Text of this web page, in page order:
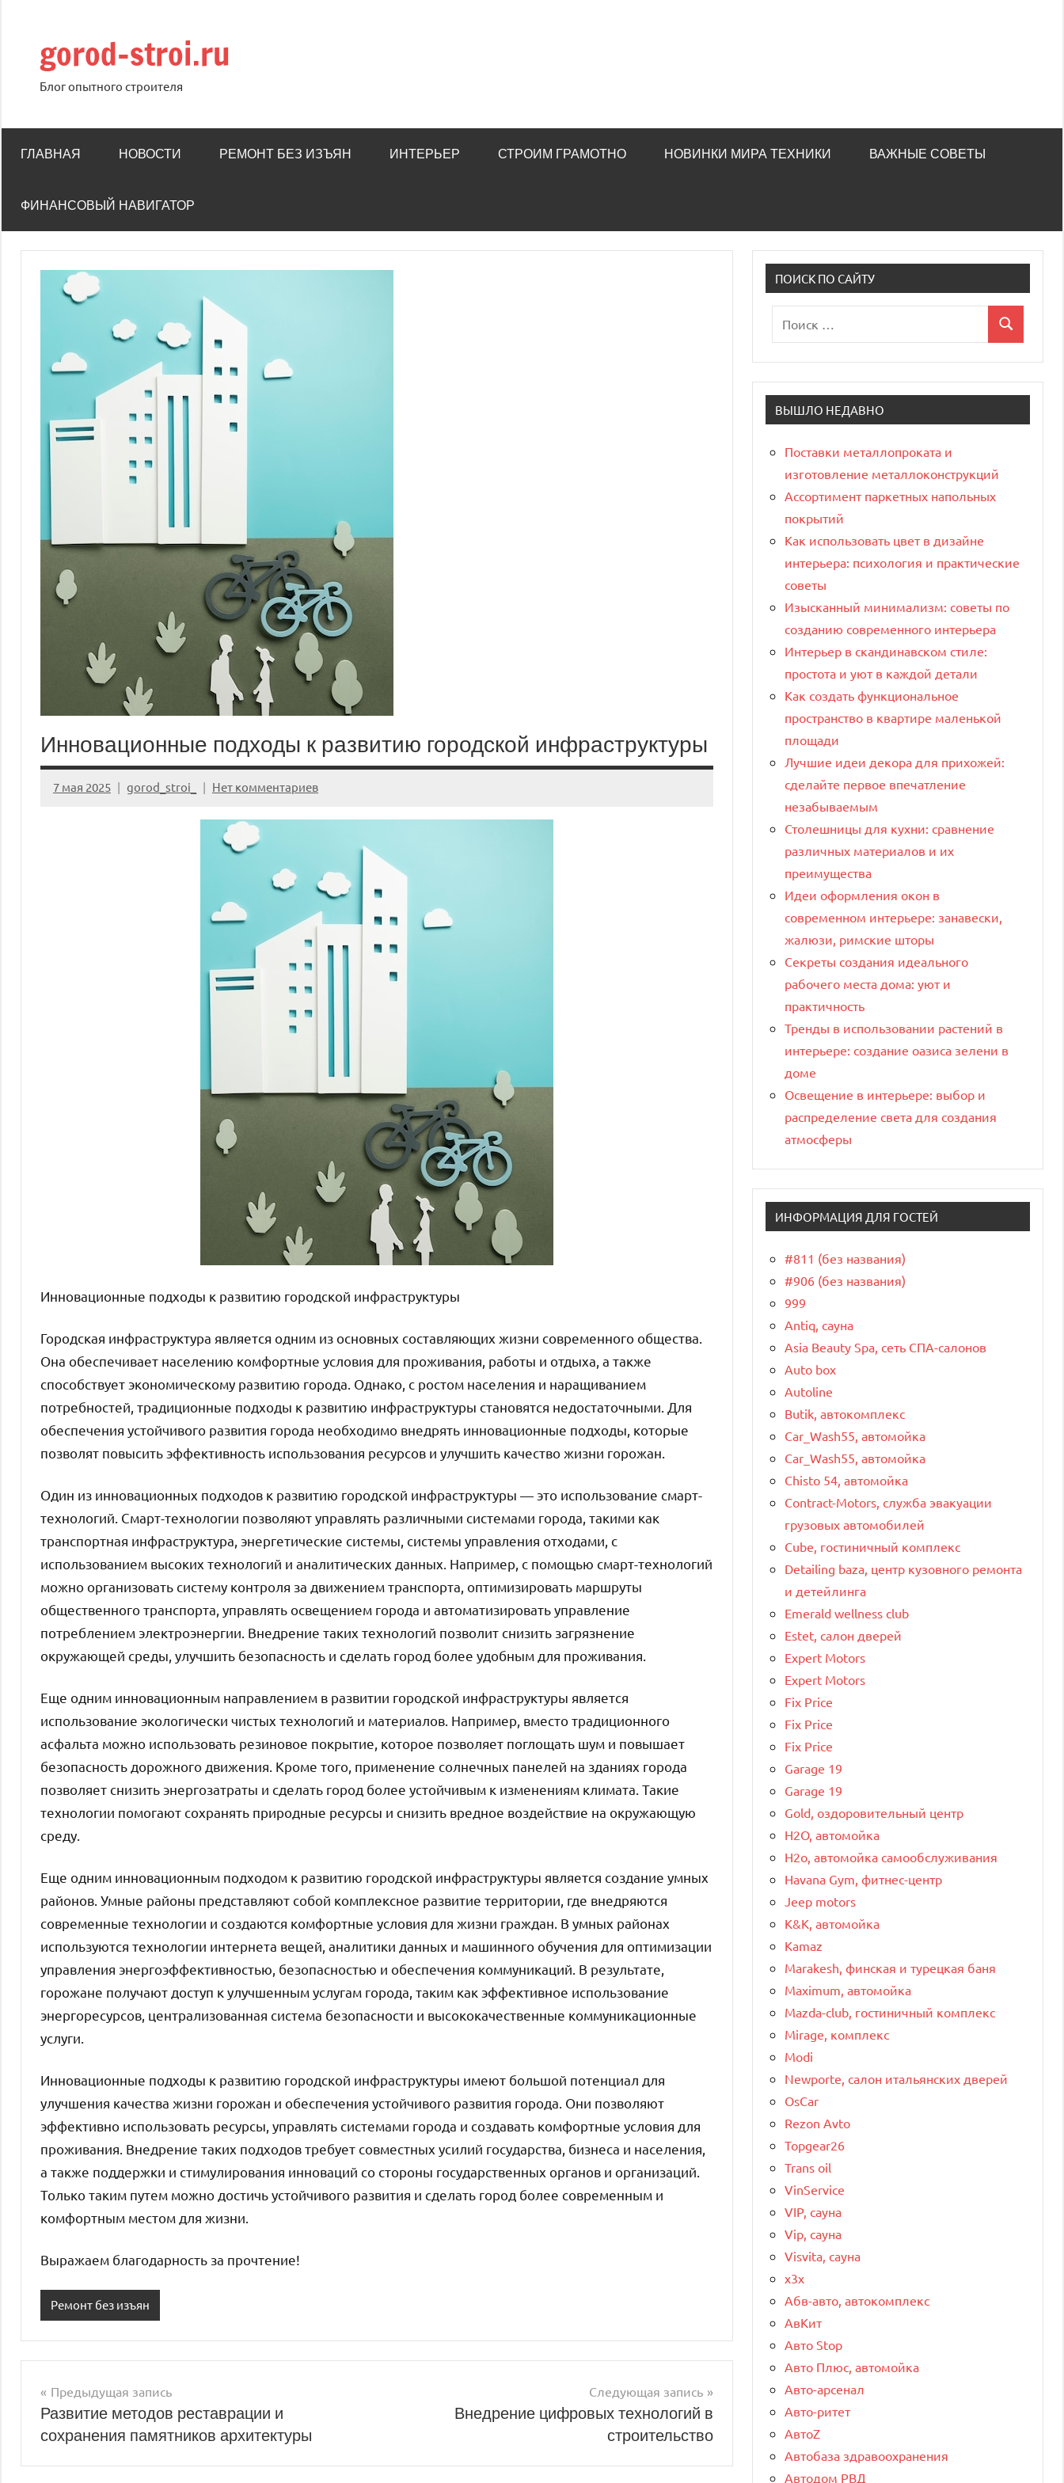
содержимому
gorod-stroi.ru
Блог опытного строителя
ГЛАВНАЯ НОВОСТИ РЕМОНТ БЕЗ ИЗЪЯН ИНТЕРЬЕР СТРОИМ ГРАМОТНО НОВИНКИ МИРА ТЕХНИКИ ВАЖНЫЕ СОВЕТЫ
ФИНАНСОВЫЙ НАВИГАТОР
Инновационные подходы к развитию городской инфраструктуры
7 мая 2025 gorod_stroi_ Нет комментариев
Инновационные подходы к развитию городской инфраструктуры
Городская инфраструктура является одним из основных составляющих жизни современного общества.
Она обеспечивает населению комфортные условия для проживания, работы и отдыха, а также
способствует экономическому развитию города. Однако, с ростом населения и наращиванием
потребностей, традиционные подходы к развитию инфраструктуры становятся недостаточными. Для
обеспечения устойчивого развития города необходимо внедрять инновационные подходы, которые
позволят повысить эффективность использования ресурсов и улучшить качество жизни горожан.
Один из инновационных подходов к развитию городской инфраструктуры — это использование смарт-
технологий. Смарт-технологии позволяют управлять различными системами города, такими как
транспортная инфраструктура, энергетические системы, системы управления отходами, с
использованием высоких технологий и аналитических данных. Например, с помощью смарт-технологий
можно организовать систему контроля за движением транспорта, оптимизировать маршруты
общественного транспорта, управлять освещением города и автоматизировать управление
потреблением электроэнергии. Внедрение таких технологий позволит снизить загрязнение
окружающей среды, улучшить безопасность и сделать город более удобным для проживания.
Еще одним инновационным направлением в развитии городской инфраструктуры является
использование экологически чистых технологий и материалов. Например, вместо традиционного
асфальта можно использовать резиновое покрытие, которое позволяет поглощать шум и повышает
безопасность дорожного движения. Кроме того, применение солнечных панелей на зданиях города
позволяет снизить энергозатраты и сделать город более устойчивым к изменениям климата. Такие
технологии помогают сохранять природные ресурсы и снизить вредное воздействие на окружающую
среду.
Еще одним инновационным подходом к развитию городской инфраструктуры является создание умных
районов. Умные районы представляют собой комплексное развитие территории, где внедряются
современные технологии и создаются комфортные условия для жизни граждан. В умных районах
используются технологии интернета вещей, аналитики данных и машинного обучения для оптимизации
управления энергоэффективностью, безопасностью и обеспечения коммуникаций. В результате,
горожане получают доступ к улучшенным услугам города, таким как эффективное использование
энергоресурсов, централизованная система безопасности и высококачественные коммуникационные
услуги.
Инновационные подходы к развитию городской инфраструктуры имеют большой потенциал для
улучшения качества жизни горожан и обеспечения устойчивого развития города. Они позволяют
эффективно использовать ресурсы, управлять системами города и создавать комфортные условия для
проживания. Внедрение таких подходов требует совместных усилий государства, бизнеса и населения,
а также поддержки и стимулирования инноваций со стороны государственных органов и организаций.
Только таким путем можно достичь устойчивого развития и сделать город более современным и
комфортным местом для жизни.
Выражаем благодарность за прочтение!
Ремонт без изъян
Навигация
по
записям
Предыдущая запись
Развитие методов реставрации и
сохранения памятников архитектуры
Следующая запись
Внедрение цифровых технологий в
строительство
ПОИСК ПО САЙТУ
для:
Поиск
ВЫШЛО НЕДАВНО
Поставки металлопроката и
изготовление металлоконструкций
Ассортимент паркетных напольных
покрытий
Как использовать цвет в дизайне
интерьера: психология и практические
советы
Изысканный минимализм: советы по
созданию современного интерьера
Интерьер в скандинавском стиле:
простота и уют в каждой детали
Как создать функциональное
пространство в квартире маленькой
площади
Лучшие идеи декора для прихожей:
сделайте первое впечатление
незабываемым
Столешницы для кухни: сравнение
различных материалов и их
преимущества
Идеи оформления окон в
современном интерьере: занавески,
жалюзи, римские шторы
Секреты создания идеального
рабочего места дома: уют и
практичность
Тренды в использовании растений в
интерьере: создание оазиса зелени в
доме
Освещение в интерьере: выбор и
распределение света для создания
атмосферы
ИНФОРМАЦИЯ ДЛЯ ГОСТЕЙ
#811 (без названия)
#906 (без названия)
999
Antiq, сауна
Asia Beauty Spa, сеть СПА-салонов
Auto box
Autoline
Butik, автокомплекс
Car_Wash55, автомойка
Car_Wash55, автомойка
Chisto 54, автомойка
Contract-Motors, служба эвакуации
грузовых автомобилей
Cube, гостиничный комплекс
Detailing baza, центр кузовного ремонта
и детейлинга
Emerald wellness club
Estet, салон дверей
Expert Motors
Expert Motors
Fix Price
Fix Price
Fix Price
Garage 19
Garage 19
Gold, оздоровительный центр
H2O, автомойка
H2o, автомойка самообслуживания
Havana Gym, фитнес-центр
Jeep motors
K&K, автомойка
Kamaz
Marakesh, финская и турецкая баня
Maximum, автомойка
Mazda-club, гостиничный комплекс
Mirage, комплекс
Modi
Newporte, салон итальянских дверей
OsCar
Rezon Avto
Topgear26
Trans oil
VinService
VIP, сауна
Vip, сауна
Visvita, сауна
x3x
Абв-авто, автокомплекс
АвКит
Авто Stop
Авто Плюс, автомойка
Авто-арсенал
Авто-ритет
АвтоZ
Автобаза здравоохранения
Автодом РВД